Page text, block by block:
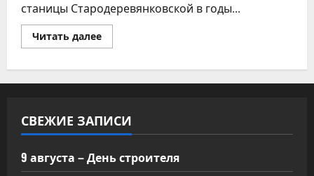
станицы Стародеревянковской в годы...
Читать далееПрочитать
больше
«Свеча
СВЕЖИЕ ЗАПИСИ
9 августа – День строителя